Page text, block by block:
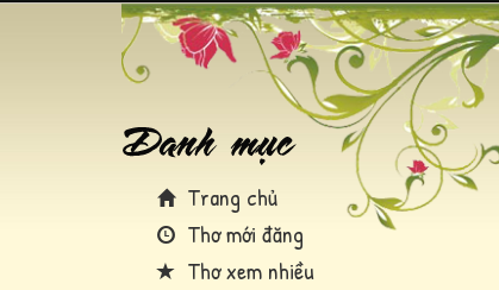
Trang chủ
Thơ mới đăng
Thơ xem nhiều